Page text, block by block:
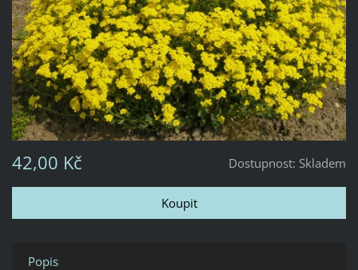
Dostupnost: Skladem
42,00 Kč
Popis